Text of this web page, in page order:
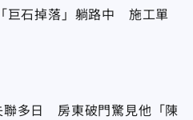
巨石掉落」躺路中 施工單
聯多日 房東破門驚見他「陳